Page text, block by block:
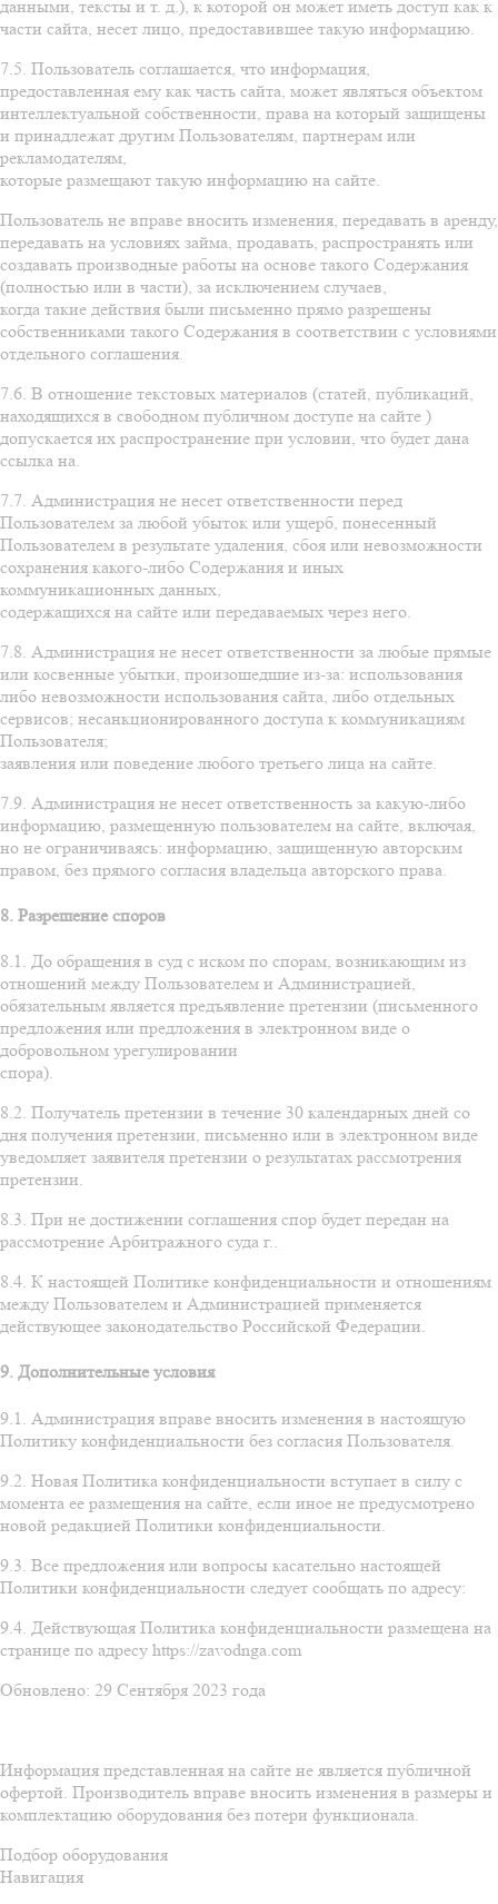
данными, тексты и т. д.), к которой он может иметь доступ как к
части сайта, несет лицо, предоставившее такую информацию.
7.5. Пользователь соглашается, что информация,
предоставленная ему как часть сайта, может являться объектом
интеллектуальной собственности, права на который защищены
и принадлежат другим Пользователям, партнерам или
рекламодателям,
которые размещают такую информацию на сайте.
Пользователь не вправе вносить изменения, передавать в аренду,
передавать на условиях займа, продавать, распространять или
создавать производные работы на основе такого Содержания
(полностью или в части), за исключением случаев,
когда такие действия были письменно прямо разрешены
собственниками такого Содержания в соответствии с условиями
отдельного соглашения.
7.6. В отношение текстовых материалов (статей, публикаций,
находящихся в свободном публичном доступе на сайте )
допускается их распространение при условии, что будет дана
ссылка на.
7.7. Администрация не несет ответственности перед
Пользователем за любой убыток или ущерб, понесенный
Пользователем в результате удаления, сбоя или невозможности
сохранения какого-либо Содержания и иных
коммуникационных данных,
содержащихся на сайте или передаваемых через него.
7.8. Администрация не несет ответственности за любые прямые
или косвенные убытки, произошедшие из-за: использования
либо невозможности использования сайта, либо отдельных
сервисов; несанкционированного доступа к коммуникациям
Пользователя;
заявления или поведение любого третьего лица на сайте.
7.9. Администрация не несет ответственность за какую-либо
информацию, размещенную пользователем на сайте, включая,
но не ограничиваясь: информацию, защищенную авторским
правом, без прямого согласия владельца авторского права.
8. Разрешение споров
8.1. До обращения в суд с иском по спорам, возникающим из
отношений между Пользователем и Администрацией,
обязательным является предъявление претензии (письменного
предложения или предложения в электронном виде о
добровольном урегулировании
спора).
8.2. Получатель претензии в течение 30 календарных дней со
дня получения претензии, письменно или в электронном виде
уведомляет заявителя претензии о результатах рассмотрения
претензии.
8.3. При не достижении соглашения спор будет передан на
рассмотрение Арбитражного суда г..
8.4. К настоящей Политике конфиденциальности и отношениям
между Пользователем и Администрацией применяется
действующее законодательство Российской Федерации.
9. Дополнительные условия
9.1. Администрация вправе вносить изменения в настоящую
Политику конфиденциальности без согласия Пользователя.
9.2. Новая Политика конфиденциальности вступает в силу с
момента ее размещения на сайте, если иное не предусмотрено
новой редакцией Политики конфиденциальности.
9.3. Все предложения или вопросы касательно настоящей
Политики конфиденциальности следует сообщать по адресу:
9.4. Действующая Политика конфиденциальности размещена на
странице по адресу https://zavodnga.com
Обновлено: 29 Сентября 2023 года
Информация представленная на сайте не является публичной
офертой. Производитель вправе вносить изменения в размеры и
комплектацию оборудования без потери функционала.
Подбор оборудования
Навигация